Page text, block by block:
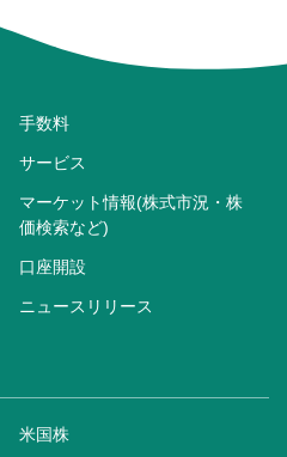
手数料
サービス
マーケット情報(株式市況・株
価検索など)
口座開設
ニュースリリース
米国株